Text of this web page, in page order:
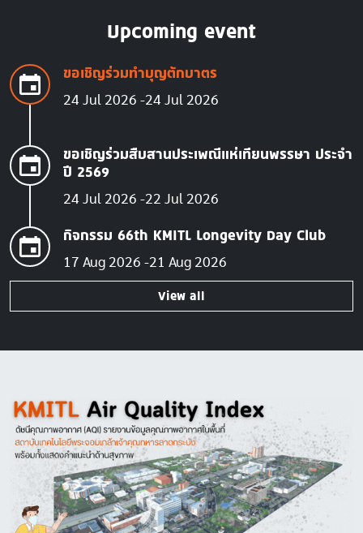
Upcoming event
ขอเชิญร่วมทำบุญตักบาตร
24 Jul 2026 24 Jul 2026
ขอเชิญร่วมสืบสานประเพณีแห่เทียนพรรษา ประจำ
ปี 2569
24 Jul 2026 22 Jul 2026
กิจกรรม 66th KMITL Longevity Day Club
17 Aug 2026 21 Aug 2026
View all
Image